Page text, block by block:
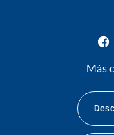
Más